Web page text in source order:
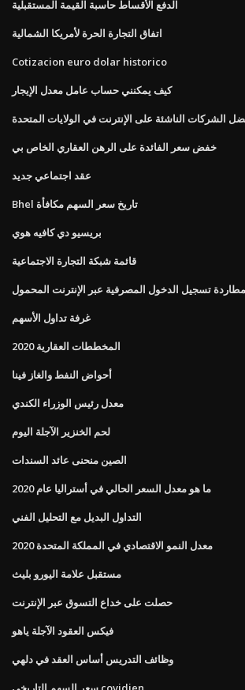
الدفع الأقساط حاسبة القيمة المستقبلية
اتفاق التجارة الحرة لأمريكا الشمالية
Cotizacion euro dolar historico
كيف يمكنني حساب عامل معدل الإيجار
الشركات الناشئة على الإنترنت في الولايات المتحدة
خفض سعر الفائدة على الرهن العقاري الخاص بي
عقد اجتماعي جديد
Bhel تاريخ سعر السهم مكافأة
بريسيو دي كافيه هوي
قائمة شبكة التجارة الاجتماعية
مطاردة تسجيل الدخول المصرفية عبر الإنترنت المحمول
غرفة تداول الأسهم
المخططات العقارية 2020
أحواض النفط والغاز فينا
معدل رئيس الوزراء الكندي
لحم الخنزير الآجلة اليوم
الصين منحنى عائد السندات
ما هو معدل السعر الحالي في أستراليا عام 2020
التداول البديل مع التحليل الفني
معدل النمو الاقتصادي في المملكة المتحدة 2020
مستقبل علامة اليورو بليث
حصلت على خداع التسوق عبر الإنترنت
فيكس العقود الآجلة ياهو
وظائف التدريس أساس العقد في دلهي